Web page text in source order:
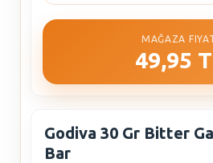
MAĞAZA
49,95
Godiva 30 Gr Bitter
Bar